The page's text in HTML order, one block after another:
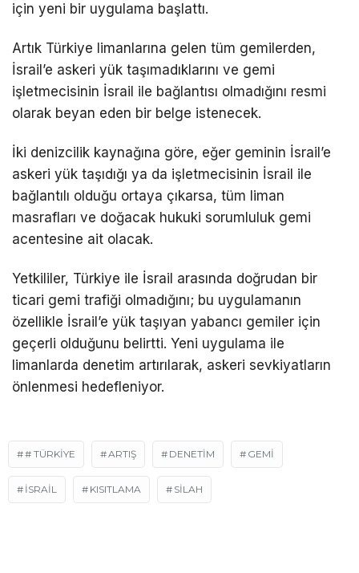
için yeni bir uygulama başlattı.
Artık Türkiye limanlarına gelen tüm gemilerden,
İsrail’e askeri yük taşımadıklarını ve gemi
işletmecisinin İsrail ile bağlantısı olmadığını resmi
olarak beyan eden bir belge istenecek.
İki denizcilik kaynağına göre, eğer geminin İsrail’e
askeri yük taşıdığı ya da işletmecisinin İsrail ile
bağlantılı olduğu ortaya çıkarsa, tüm liman
masrafları ve doğacak hukuki sorumluluk gemi
acentesine ait olacak.
Yetkililer, Türkiye ile İsrail arasında doğrudan bir
ticari gemi trafiği olmadığını; bu uygulamanın
özellikle İsrail’e yük taşıyan yabancı gemiler için
geçerli olduğunu belirtti. Yeni uygulama ile
limanlarda denetim artırılarak, askeri sevkiyatların
önlenmesi hedefleniyor.
# TÜRKIYE ARTIŞ DENETİM GEMİ
ISRAIL KISITLAMA SILAH